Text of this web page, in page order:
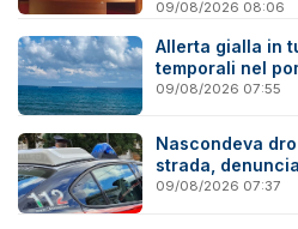
Savuto
09/08/2026 08:06
Allerta gialla in
temporali nel
09/08/2026 07:55
Nascondeva
strada,
09/08/2026 07:37